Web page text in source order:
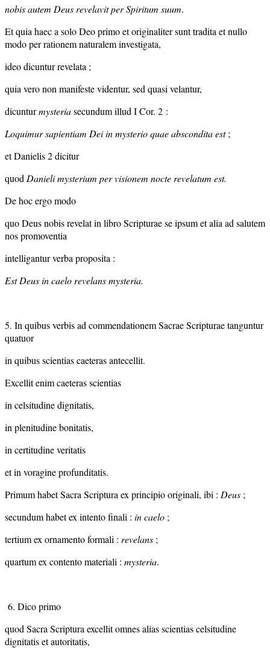
nobis autem Deus revelavit per Spiritum suum.
Et quia haec a solo Deo primo et originaliter sunt tradita et nullo
modo per rationem naturalem investigata,
ideo dicuntur revelata ;
quia vero non manifeste videntur, sed quasi velantur,
dicunturmysteriasecundum illud I Cor. 2 :
Loquimur sapientiam Dei in mysterio quae abscondita est;
et Danielis 2 dicitur
quod Danieli mysterium per visionem nocte revelatum est.
De hoc ergo modo
quo Deus nobis revelat in libro Scripturae se ipsum et alia ad salutem
nos promoventia
intelligantur verba proposita :
Est Deus in caelo revelans mysteria.
5. In quibus verbis ad commendationem Sacrae Scripturae tanguntur
quatuor
in quibus scientias caeteras antecellit.
Excellit enim caeteras scientias
in celsitudine dignitatis,
in plenitudine bonitatis,
in certitudine veritatis
et in voragine profunditatis.
Primum habet Sacra Scriptura ex principio originali, ibi : Deus ;
secundum habet ex intento finali : in caelo ;
tertium ex ornamento formali : revelans ;
quartum ex contento materiali : mysteria.
6. Dico primo
quod Sacra Scriptura excellit omnes alias scientias celsitudine
dignitatis et autoritatis,